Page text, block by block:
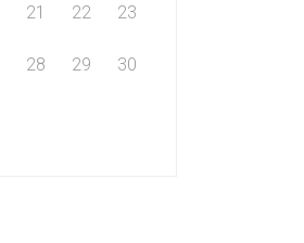
21 22 23
28 29 30